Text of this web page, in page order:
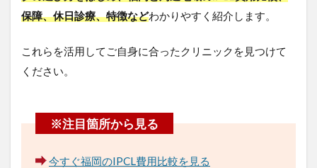
保障、休日診療、特徴などわかりやすく紹介します。
これらを活用してご自身に合ったクリニックを見つけて
ください。
今すぐ福岡のIPCL費用比較を見る